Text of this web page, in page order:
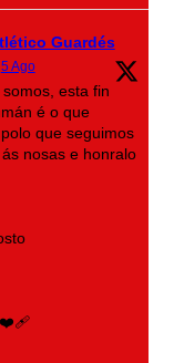
Guardés
5 Ago
esta fin
é o que
que seguimos
nosas e honralo
❤️‍🩹